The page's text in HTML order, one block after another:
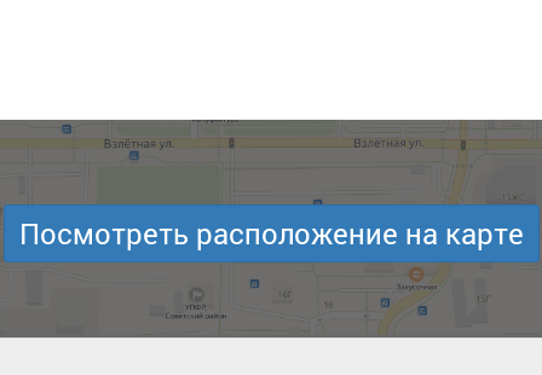
Посмотреть расположение на карте